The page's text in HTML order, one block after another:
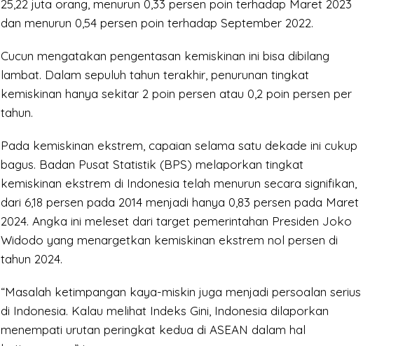
25,22 juta orang, menurun 0,33 persen poin terhadap Maret 2023
dan menurun 0,54 persen poin terhadap September 2022.
Cucun mengatakan pengentasan kemiskinan ini bisa dibilang
lambat. Dalam sepuluh tahun terakhir, penurunan tingkat
kemiskinan hanya sekitar 2 poin persen atau 0,2 poin persen per
tahun.
Pada kemiskinan ekstrem, capaian selama satu dekade ini cukup
bagus. Badan Pusat Statistik (BPS) melaporkan tingkat
kemiskinan ekstrem di Indonesia telah menurun secara signifikan,
dari 6,18 persen pada 2014 menjadi hanya 0,83 persen pada Maret
2024. Angka ini meleset dari target pemerintahan Presiden Joko
Widodo yang menargetkan kemiskinan ekstrem nol persen di
tahun 2024.
“Masalah ketimpangan kaya-miskin juga menjadi persoalan serius
di Indonesia. Kalau melihat Indeks Gini, Indonesia dilaporkan
menempati urutan peringkat kedua di ASEAN dalam hal